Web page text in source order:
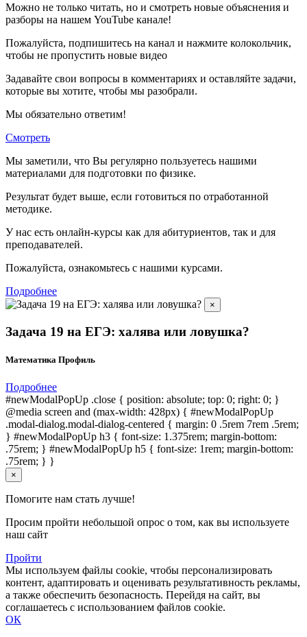
Можно не только читать, но и смотреть новые объяснения и
разборы на нашем YouTube канале!
Пожалуйста, подпишитесь на канал и нажмите колокольчик,
чтобы не пропустить новые видео
Задавайте свои вопросы в комментариях и оставляйте задачи,
которые вы хотите, чтобы мы разобрали.
Мы обязательно ответим!
Смотреть
Мы заметили, что Вы регулярно пользуетесь нашими
материалами для подготовки по физике.
Результат будет выше, если готовиться по отработанной
методике.
У нас есть онлайн-курсы как для абитуриентов, так и для
преподавателей.
Пожалуйста, ознакомьтесь с нашими курсами.
Подробнее
×
Задача 19 на ЕГЭ: халява или ловушка?
Математика Профиль
Подробнее
#newModalPopUp .close { position: absolute; top: 0; right: 0; }
@media screen and (max-width: 428px) { #newModalPopUp
.modal-dialog.modal-dialog-centered { margin: 0 .5rem 7rem .5rem;
} #newModalPopUp h3 { font-size: 1.375rem; margin-bottom:
.75rem; } #newModalPopUp h5 { font-size: 1rem; margin-bottom:
.75rem; } }
×
Помогите нам стать лучше!
Просим пройти небольшой опрос о том, как вы используете
наш сайт
Пройти
Мы используем файлы cookie, чтобы персонализировать
контент, адаптировать и оценивать результативность рекламы,
а также обеспечить безопасность. Перейдя на сайт, вы
соглашаетесь с использованием файлов cookie.
ОК